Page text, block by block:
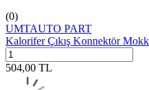
(0)
UMTAUTO PART
Kalorifer Çıkış Konnektör
504,00 TL